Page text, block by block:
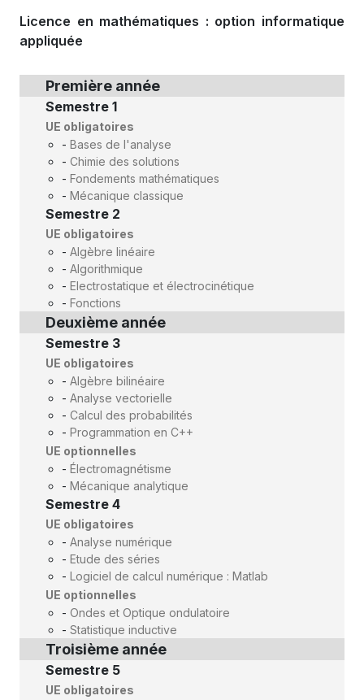
Licence en mathématiques : option informatique
appliquée
Première année
Semestre 1
UE obligatoires
- Bases de l'analyse
- Chimie des solutions
- Fondements mathématiques
- Mécanique classique
Semestre 2
UE obligatoires
- Algèbre linéaire
- Algorithmique
- Electrostatique et électrocinétique
- Fonctions
Deuxième année
Semestre 3
UE obligatoires
- Algèbre bilinéaire
- Analyse vectorielle
- Calcul des probabilités
- Programmation en C++
UE optionnelles
- Électromagnétisme
- Mécanique analytique
Semestre 4
UE obligatoires
- Analyse numérique
- Etude des séries
- Logiciel de calcul numérique : Matlab
UE optionnelles
- Ondes et Optique ondulatoire
- Statistique inductive
Troisième année
Semestre 5
UE obligatoires